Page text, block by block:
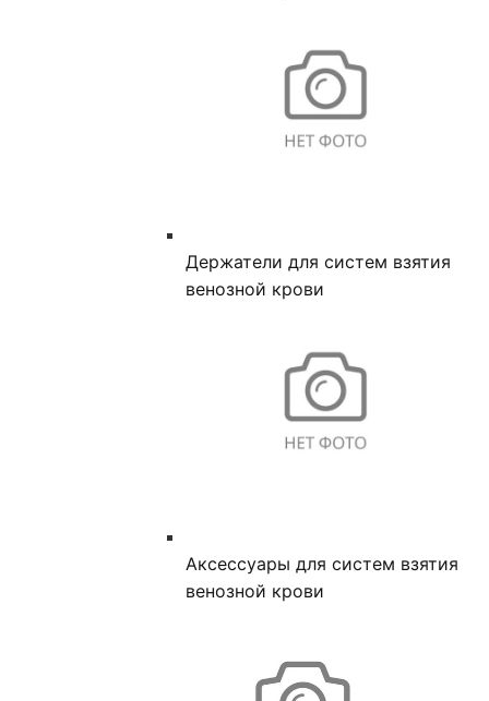
Держатели для систем взятия
венозной крови
Аксессуары для систем взятия
венозной крови